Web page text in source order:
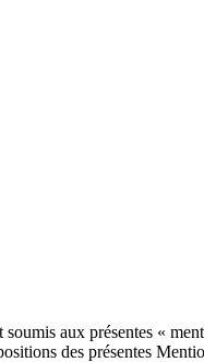
aux présentes «
des présentes